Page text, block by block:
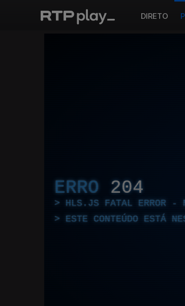
DIRETO
ERRO 204
HLS.JS FATAL ERROR -
ESTE CONTEÚDO ESTÁ